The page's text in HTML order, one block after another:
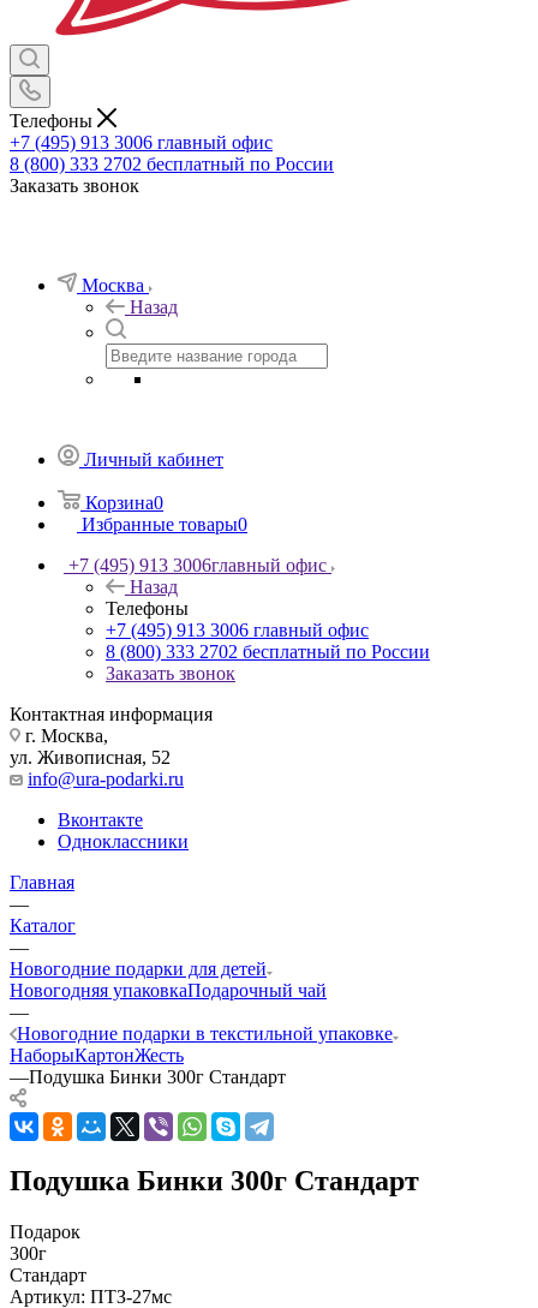
Телефоны
+7 (495) 913 3006 главный офис
8 (800) 333 2702 бесплатный по России
Заказать звонок
Москва
Назад
Личный кабинет
Корзина0
Избранные товары0
+7 (495) 913 3006главный офис
Назад
Телефоны
+7 (495) 913 3006 главный офис
8 (800) 333 2702 бесплатный по России
Заказать звонок
Контактная информация
г. Москва,
ул. Живописная, 52
info@ura-podarki.ru
Вконтакте
Одноклассники
Главная
—
Каталог
—
Новогодние подарки для детей
Новогодняя упаковкаПодарочный чай
—
Новогодние подарки в текстильной упаковке
НаборыКартонЖесть
—Подушка Бинки 300г Стандарт
Подушка Бинки 300г Стандарт
Подарок
300г
Стандарт
Артикул: ПТЗ-27мс